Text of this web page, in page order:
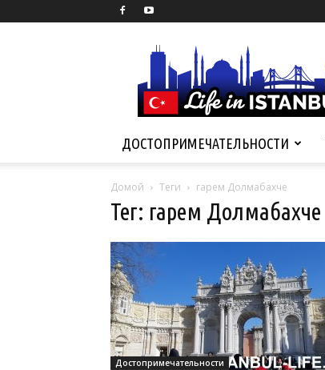
Life
Istanbul
ДОСТОПРИМЕЧАТЕЛЬНОСТИ
Домой Теги гарем Долмабахче
Тег: гарем Долмабахче
Достопримечательности